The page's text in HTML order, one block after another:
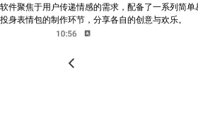
软件聚焦于用户传递情感的需求，配备了一系列简
投身表情包的制作环节，分享各自的创意与欢乐。